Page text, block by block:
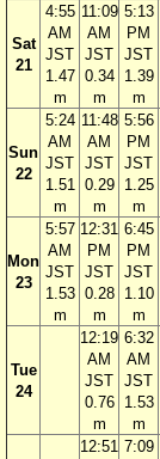
Sat
21
4:55
AM
JST
1.47
m
11:09
AM
JST
0.34
m
5:13
PM
JST
1.39
m
Sun
22
5:24
AM
JST
1.51
m
11:48
AM
JST
0.29
m
5:56
PM
JST
1.25
m
Mon
23
5:57
AM
JST
1.53
m
12:31
PM
JST
0.28
m
6:45
PM
JST
1.10
m
Tue
24
12:19
AM
JST
0.76
m
6:32
AM
JST
1.53
m
12:51 7:09